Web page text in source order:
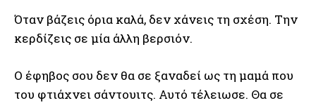
Όταν βάζεις όρια καλά, δεν χάνεις τη σχέση. Την
κερδίζεις σε μία άλλη βερσιόν.
Ο έφηβος σου δεν θα σε ξαναδεί ως τη μαμά που
του φτιάχνει σάντουιτς. Αυτό τέλειωσε. Θα σε